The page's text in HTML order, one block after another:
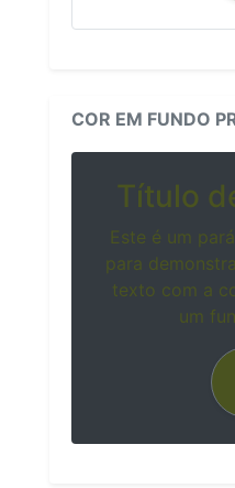
COR EM FUNDO
Título
Este é um
para
texto com a
um